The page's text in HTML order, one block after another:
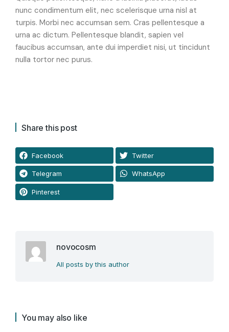
nunc condimentum elit, nec scelerisque urna nisl at
turpis. Morbi nec accumsan sem. Cras pellentesque a
urna ac dictum. Pellentesque blandit, sapien vel
faucibus accumsan, ante dui imperdiet nisi, ut tincidunt
nulla tortor nec purus.
Share this post
Facebook Twitter
Telegram WhatsApp
Pinterest
novocosm
All posts by this author
You may also like